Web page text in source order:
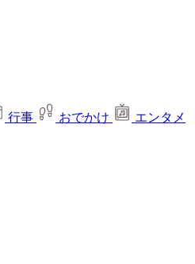
行事 おでかけ
エンタメ